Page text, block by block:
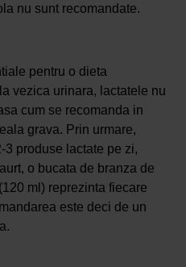
nu sunt recomandate.
pentru o dieta
vezica urinara, lactatele nu
cum se recomanda in
grava. Prin urmare,
3 produse lactate pe zi,
o bucata de branza de
ml) reprezinta fiecare
este deci de un